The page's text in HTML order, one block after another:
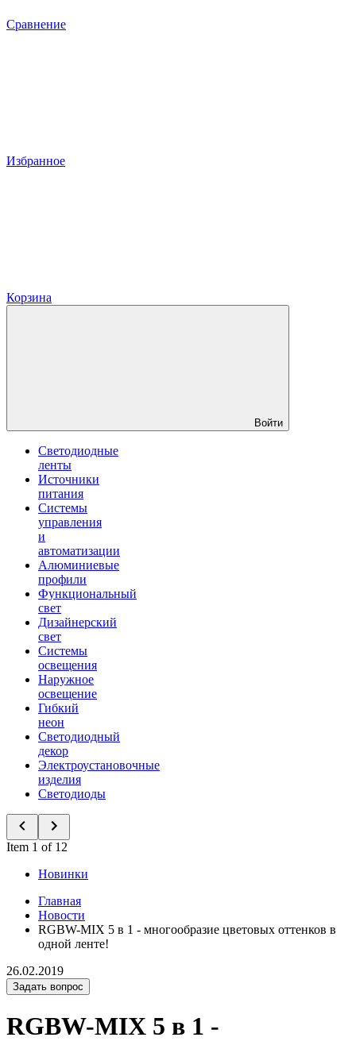
Сравнение
Избранное
Корзина
Войти
Светодиодные
ленты
Источники
питания
Системы
управления
и
автоматизации
Алюминиевые
профили
Функциональный
свет
Дизайнерский
свет
Системы
освещения
Наружное
освещение
Гибкий
неон
Светодиодный
декор
Электроустановочные
изделия
Светодиоды
Item 1 of 12
Новинки
Главная
Новости
RGBW-MIX 5 в 1 - многообразие цветовых оттенков в
одной ленте!
26.02.2019
Задать вопрос
RGBW-MIX 5 в 1 -